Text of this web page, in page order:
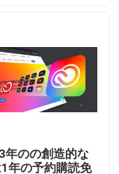
年のの創造的な
年の予約購読免